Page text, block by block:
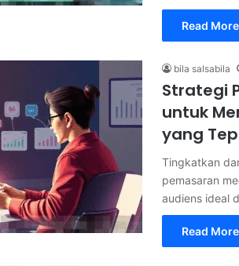
Read
bila salsabila
Strategi
untuk
yang
Tingkatkan
pemasaran
audiens ideal
Read